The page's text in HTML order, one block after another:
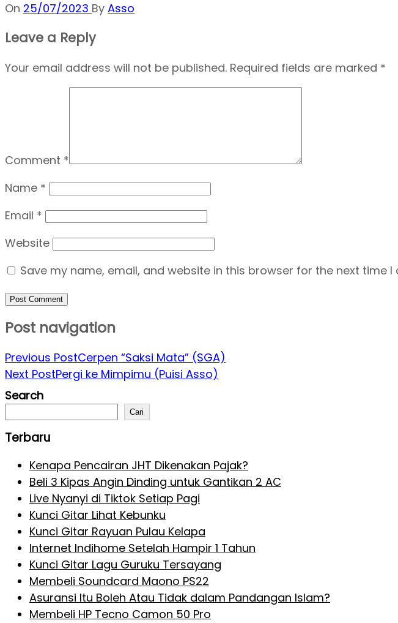
On 25/07/2023 By Asso
Leave a Reply
Your email address will not be published. Required fields are marked *
Comment *
Name *
Email *
Website
Save my name, email, and website in this browser for the next time I
Post navigation
Previous PostCerpen “Saksi Mata” (SGA)
Next PostPergi ke Mimpimu (Puisi Asso)
Search
Cari
Terbaru
Kenapa Pencairan JHT Dikenakan Pajak?
Beli 3 Kipas Angin Dinding untuk Gantikan 2 AC
Live Nyanyi di Tiktok Setiap Pagi
Kunci Gitar Lihat Kebunku
Kunci Gitar Rayuan Pulau Kelapa
Internet Indihome Setelah Hampir 1 Tahun
Kunci Gitar Lagu Guruku Tersayang
Membeli Soundcard Maono PS22
Asuransi Itu Boleh Atau Tidak dalam Pandangan Islam?
Membeli HP Tecno Camon 50 Pro